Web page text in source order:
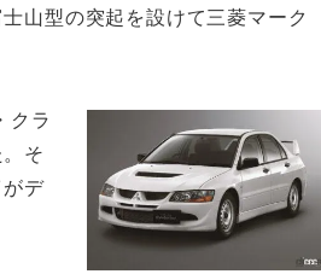
山型の突起を設けて三菱マーク
クラ
そ
デ